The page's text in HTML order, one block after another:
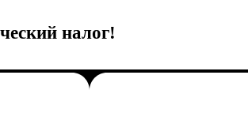
налог!